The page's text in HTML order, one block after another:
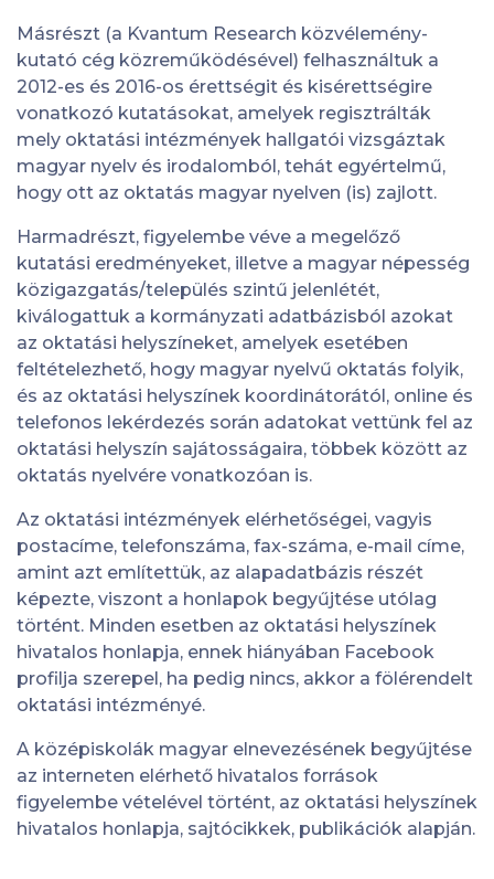
Másrészt (a Kvantum Research közvélemény-
kutató cég közreműködésével) felhasználtuk a
2012-es és 2016-os érettségit és kisérettségire
vonatkozó kutatásokat, amelyek regisztrálták
mely oktatási intézmények hallgatói vizsgáztak
magyar nyelv és irodalomból, tehát egyértelmű,
hogy ott az oktatás magyar nyelven (is) zajlott.
Harmadrészt, figyelembe véve a megelőző
kutatási eredményeket, illetve a magyar népesség
közigazgatás/település szintű jelenlétét,
kiválogattuk a kormányzati adatbázisból azokat
az oktatási helyszíneket, amelyek esetében
feltételezhető, hogy magyar nyelvű oktatás folyik,
és az oktatási helyszínek koordinátorától, online és
telefonos lekérdezés során adatokat vettünk fel az
oktatási helyszín sajátosságaira, többek között az
oktatás nyelvére vonatkozóan is.
Az oktatási intézmények elérhetőségei, vagyis
postacíme, telefonszáma, fax-száma, e-mail címe,
amint azt említettük, az alapadatbázis részét
képezte, viszont a honlapok begyűjtése utólag
történt. Minden esetben az oktatási helyszínek
hivatalos honlapja, ennek hiányában Facebook
profilja szerepel, ha pedig nincs, akkor a fölérendelt
oktatási intézményé.
A középiskolák magyar elnevezésének begyűjtése
az interneten elérhető hivatalos források
figyelembe vételével történt, az oktatási helyszínek
hivatalos honlapja, sajtócikkek, publikációk alapján.